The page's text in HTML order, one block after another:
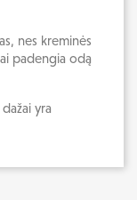
nes kreminės
padengia odą
yra